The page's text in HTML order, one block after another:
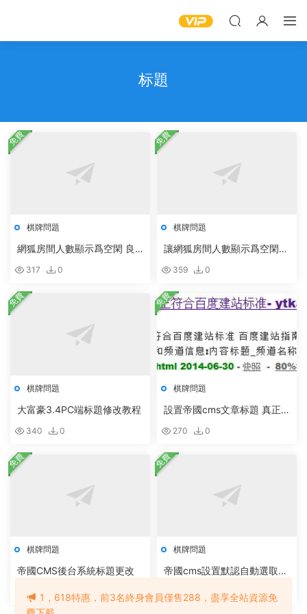
标題
棋牌問題
網狐房間人數顯示爲空閑 良
317 0
免費
棋牌問題
讓網狐房間人數顯示爲空閑良
359 0
免費
棋牌問題
大富豪3.4PC端标題修改教程
340 0
免費
棋牌問題
設置帝國cms文章标題 真正
270 0
免費
棋牌問題
帝國CMS後台系統标題更改
273 0
免費
棋牌問題
帝國cms設置默認自動選取第
333
免費
1，618特惠，前3名終身會員僅售288，盡享全站資源免